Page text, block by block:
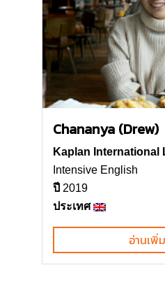
Chananya (Drew)
Kaplan International
Intensive English
ปี 2019
ประเทศ
อ่านเพิ่